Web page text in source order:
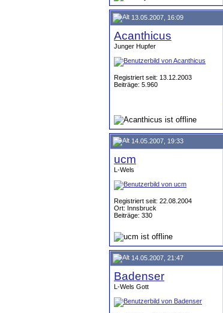
13.05.2007, 16:09
Acanthicus
Junger Hupfer
Registriert seit: 13.12.2003
Beiträge: 5.960
14.05.2007, 19:33
ucm
L-Wels
Registriert seit: 22.08.2004
Ort: Innsbruck
Beiträge: 330
14.05.2007, 21:47
Badenser
L-Wels Gott